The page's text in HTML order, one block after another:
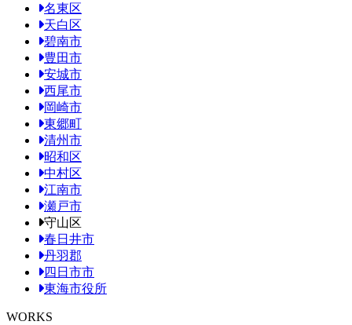
名東区
天白区
碧南市
豊田市
安城市
西尾市
岡崎市
東郷町
清州市
昭和区
中村区
江南市
瀬戸市
守山区
春日井市
丹羽郡
四日市市
東海市役所
WORKS